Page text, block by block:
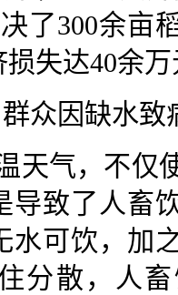
了300余亩
损失达40余
众因缺水致
天气，不仅
导致了人畜
水可饮，加
分散，人